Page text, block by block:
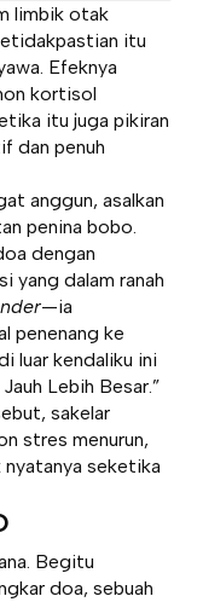
limbik otak
itu
Efeknya
kortisol
itu juga pikiran
dan penuh
anggun, asalkan
penina bobo.
dengan
yang dalam ranah
—ia
penenang ke
luar kendaliku ini
Lebih Besar.”
sakelar
stres menurun,
seketika
Begitu
doa, sebuah